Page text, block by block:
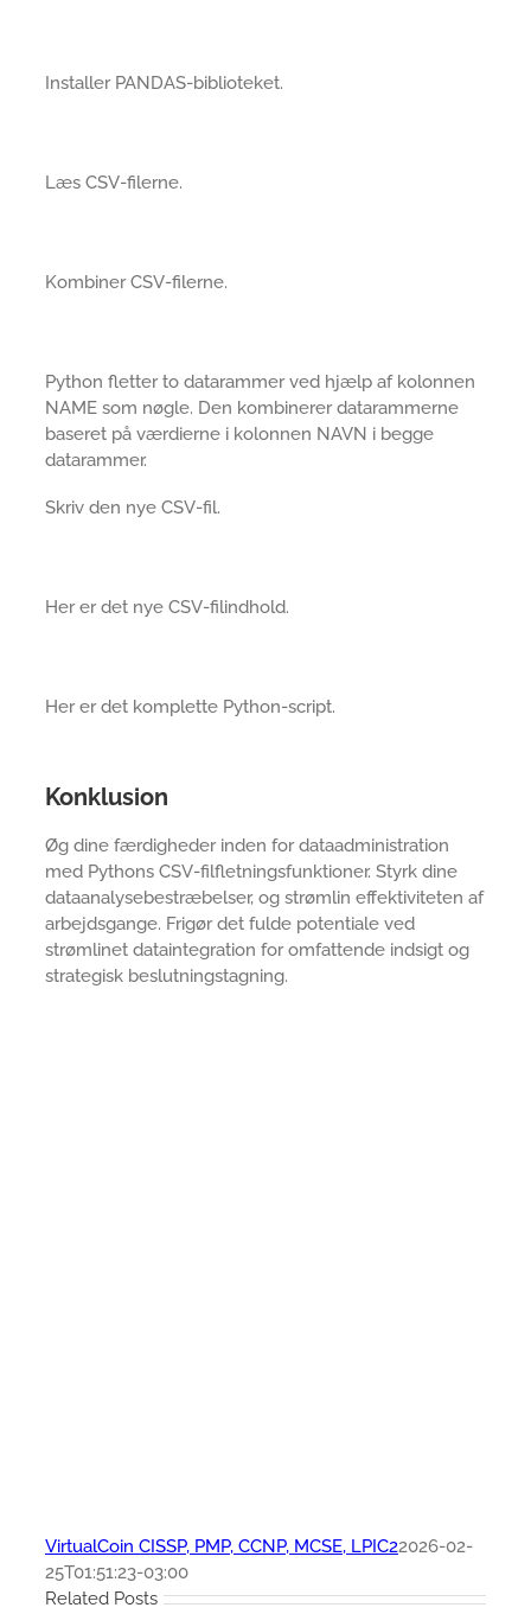
Installer PANDAS-biblioteket.
Læs CSV-filerne.
Kombiner CSV-filerne.
Python fletter to datarammer ved hjælp af kolonnen
NAME som nøgle. Den kombinerer datarammerne
baseret på værdierne i kolonnen NAVN i begge
datarammer.
Skriv den nye CSV-fil.
Her er det nye CSV-filindhold.
Her er det komplette Python-script.
Konklusion
Øg dine færdigheder inden for dataadministration
med Pythons CSV-filfletningsfunktioner. Styrk dine
dataanalysebestræbelser, og strømlin effektiviteten af
arbejdsgange. Frigør det fulde potentiale ved
strømlinet dataintegration for omfattende indsigt og
strategisk beslutningstagning.
VirtualCoin CISSP, PMP, CCNP, MCSE, LPIC22026-02-
25T01:51:23-03:00
Related Posts